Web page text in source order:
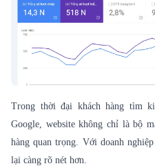
Trong thời đại khách hàng tìm
Google, website không chỉ là bộ
hàng quan trọng. Với doanh
lại càng rõ nét hơn.